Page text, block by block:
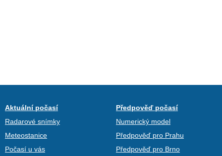
Aktuální počasí
Radarové snímky
Meteostanice
Počasí u vás
Předpověď počasí
Numerický model
Předpověď pro Prahu
Předpověď pro Brno